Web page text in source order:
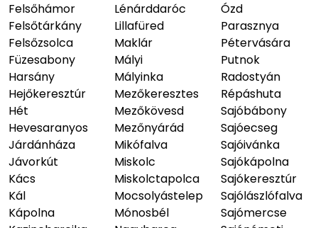
Felsőhámor
Felsőtárkány
Felsőzsolca
Füzesabony
Harsány
Hejőkeresztúr
Hét
Hevesaranyos
Járdánháza
Jávorkút
Kács
Kál
Kápolna
Lénárddaróc
Lillafüred
Maklár
Mályi
Mályinka
Mezőkeresztes
Mezőkövesd
Mezőnyárád
Mikófalva
Miskolc
Miskolctapolca
Mocsolyástelep
Mónosbél
Ózd
Parasznya
Pétervására
Putnok
Radostyán
Répáshuta
Sajóbábony
Sajóecseg
Sajóivánka
Sajókápolna
Sajókeresztúr
Sajólászlófalva
Sajómercse